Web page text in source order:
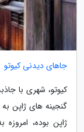
جاهای دیدنی کیوتو
کیوتو، شهری با
گنجینه های ژاپن
ژاپن بوده،